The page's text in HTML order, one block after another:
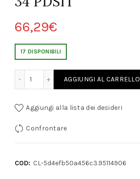
66,29€
17 DISPONIBILI
AGGIUNGI AL CARRELLO
Aggiungi alla lista dei desideri
Confrontare
COD: CL-5d4efb50a456c3.95114906